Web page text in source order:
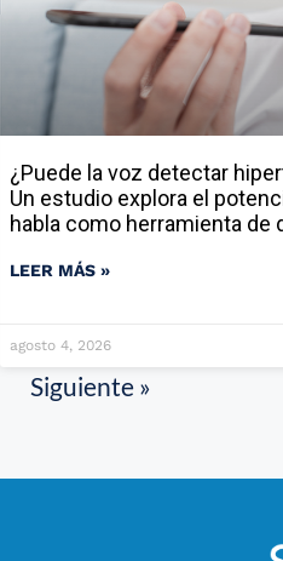
¿Puede la voz detectar
Un estudio explora el
habla como herramienta de
LEER MÁS »
agosto 4, 2026
Siguiente »